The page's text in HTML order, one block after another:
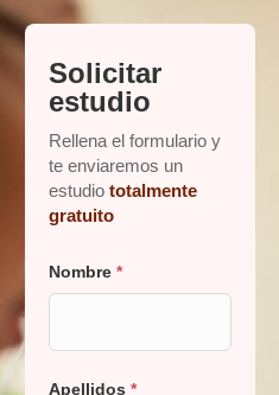
Solicitar
estudio
Rellena el formulario y
te enviaremos un
estudio totalmente
gratuito
Nombre *
Apellidos *